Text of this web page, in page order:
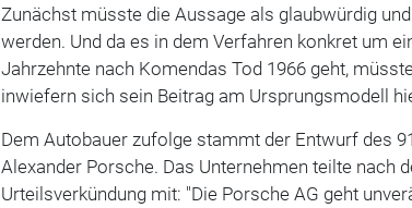
Zunächst müsste die Aussage als glaubwürdig
werden. Und da es in dem Verfahren konkret um
Jahrzehnte nach Komendas Tod 1966 geht,
inwiefern sich sein Beitrag am Ursprungsmodell
Dem Autobauer zufolge stammt der Entwurf des
Alexander Porsche. Das Unternehmen teilte nach
Urteilsverkündung mit: "Die Porsche AG geht